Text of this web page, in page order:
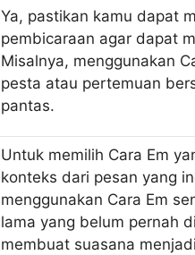
Ya, pastikan kamu dapat
pembicaraan agar dapat
Misalnya, menggunakan
pesta atau pertemuan
pantas.
Untuk memilih Cara Em
konteks dari pesan yang
menggunakan Cara Em
lama yang belum pernah
membuat suasana